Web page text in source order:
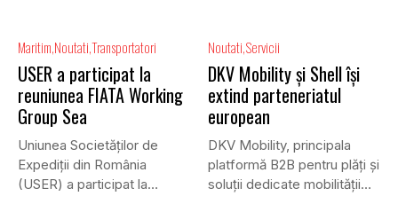
Maritim NoutatiTransportatori
USER a participat la
reuniunea FIATA Working
Group Sea
Uniunea Societăților de
Expediții din România
(USER) a participat la
Noutati Servicii
DKV Mobility și Shell își
extind parteneriatul
european
DKV Mobility, principala
platformă B2B pentru plăți și
soluții dedicate mobilității